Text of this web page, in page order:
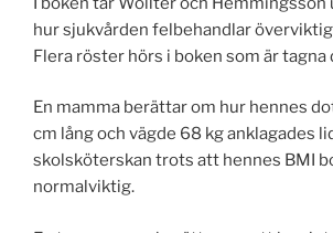
hur sjukvården felbehandlar
Flera röster hörs i boken som är
En mamma berättar om hur hennes
cm lång och vägde 68 kg anklagades
skolsköterskan trots att hennes BMI
normalviktig.